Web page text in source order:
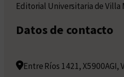
Editorial Universitaria de Villa
Datos de contacto
Entre Ríos 1421, X5900AGI,